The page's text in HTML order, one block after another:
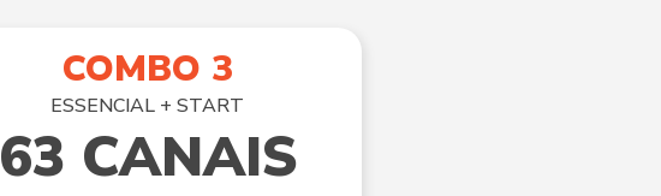
COMBO 3
ESSENCIAL + START
63 CANAIS